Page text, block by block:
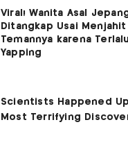
Viral! Wanita Asal
Ditangkap Usai
Temannya karena
Yapping